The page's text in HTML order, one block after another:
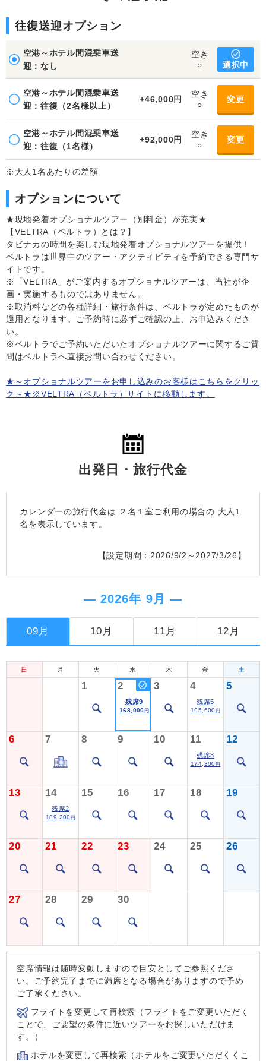
往復送迎オプション
空港～ホテル間混乗車送
迎：なし
空き
○
選択中
空港～ホテル間混乗車送
迎：往復（2名様以上）
+46,000円
空き
○
変更
空港～ホテル間混乗車送
迎：往復（1名様）
+92,000円
空き
○
変更
※大人1名あたりの差額
オプションについて
★現地発着オプショナルツアー（別料金）が充実★
【VELTRA（ベルトラ）とは？】
タビナカの時間を楽しむ現地発着オプショナルツアーを提供！
ベルトラは世界中のツアー・アクティビティを予約できる専門サ
イトです。
※「VELTRA」がご案内するオプショナルツアーは、当社が企
画・実施するものではありません。
※取消料などの各種詳細・旅行条件は、ベルトラが定めたものが
適用となります。ご予約時に必ずご確認の上、お申込みくださ
い。
※ベルトラでご予約いただいたオプショナルツアーに関するご質
問はベルトラへ直接お問い合わせください。
★～オプショナルツアーをお申し込みのお客様はこちらをクリッ
ク～★※VELTRA（ベルトラ）サイトに移動します。
出発日・旅行代金
カレンダーの旅行代金は ２名１室 ご利用の場合の 大人1
名を表示しています。
【設定期間：2026/9/2～2027/3/26】
― 2026年 9月 ―
09月 10月 11月 12月
日 月 火 水 木 金 土
1 2
残席9
168,000 円
3 4
残席5
195,600 円
5
6 7 8 9 10 11
残席3
174,300 円
12
13 14
残席2
189,200 円
15 16 17 18 19
20 21 22 23 24 25 26
27 28 29 30
空席情報は随時変動しますので目安としてご参照くださ
い。ご予約完了までに満席となる場合がありますので予め
ご了承ください。
フライトを変更して再検索（フライトをご変更いただく
ことで、ご要望の条件に近いツアーをお探しいただけま
す。）
ホテルを変更して再検索（ホテルをご変更いただくくこ